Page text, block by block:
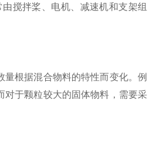
搅拌桨、电机、减速机和支架组
根据混合物料的特性而变化。例
对于颗粒较大的固体物料，需要采